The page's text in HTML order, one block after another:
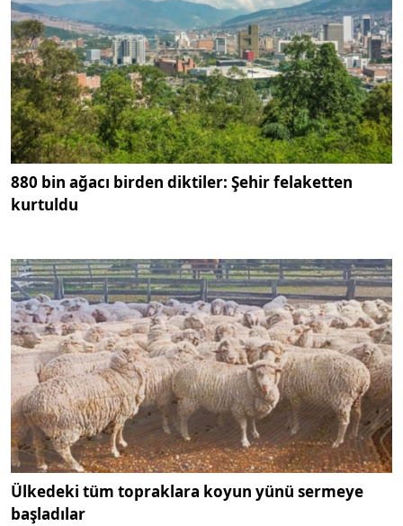
880 bin ağacı birden diktiler: Şehir felaketten
kurtuldu
Ülkedeki tüm topraklara koyun yünü sermeye
başladılar